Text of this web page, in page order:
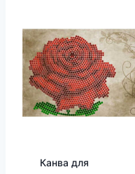
Канва для